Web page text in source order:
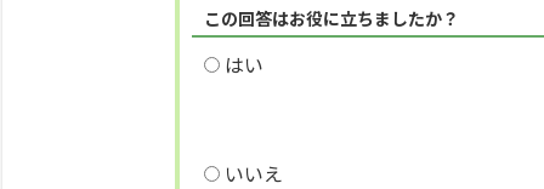
この回答はお役に立ちましたか？
はい
いいえ